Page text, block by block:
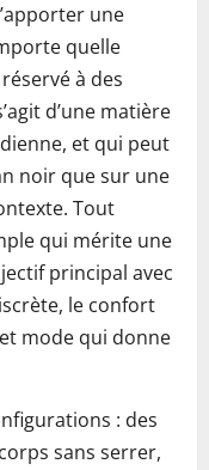
une
quelle
à des
d’une matière
et qui peut
noir que sur une
Tout
qui mérite une
principal avec
le confort
mode qui donne
: des
sans serrer,